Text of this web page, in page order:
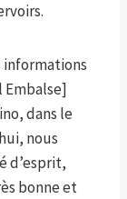
informations
Embalse]
dans le
nous
d’esprit,
bonne et